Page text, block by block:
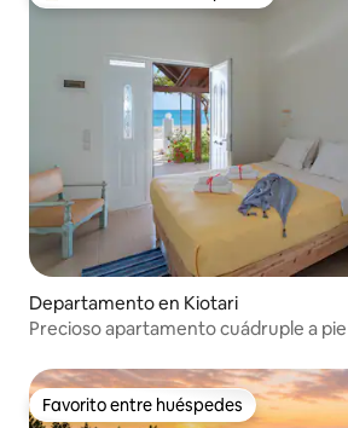
Departamento en Kiotari
Precioso apartamento cuádruple a
Favorito entre huéspedes
Favorito entre huéspedes